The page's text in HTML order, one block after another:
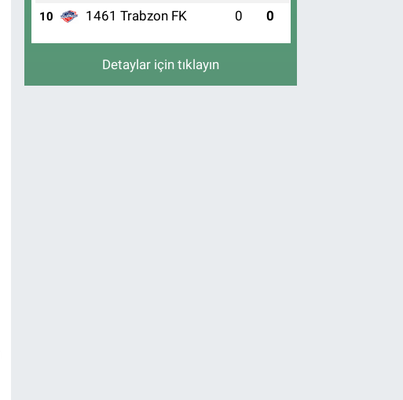
10 1461 Trabzon FK 0 0
Detaylar için tıklayın